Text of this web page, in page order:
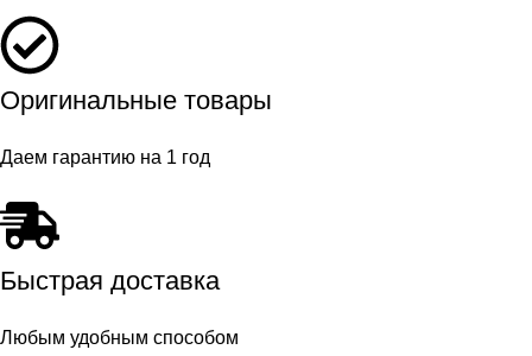
Оригинальные товары
Даем гарантию на 1 год
Быстрая доставка
Любым удобным способом